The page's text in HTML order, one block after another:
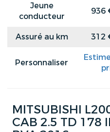
Jeune
conducteur
936
Assuré au km 312
Personnaliser
MITSUBISHI
CAB 2.5 TD 178